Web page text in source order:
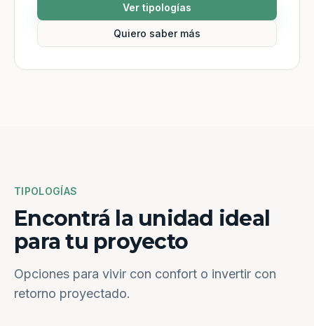
Ver tipologías
Quiero saber más
TIPOLOGÍAS
Encontrá la unidad ideal
para tu proyecto
Opciones para vivir con confort o invertir con
retorno proyectado.